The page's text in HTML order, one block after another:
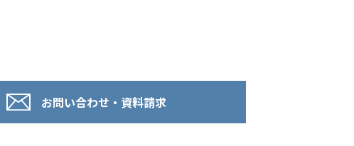
お問い合わせ・資料請求